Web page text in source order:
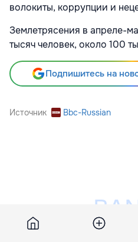
волокиты, коррупции и
Землетрясения в апреле-
тысяч человек, около 100
Подпишитесь на
Источник Bbc-Russian